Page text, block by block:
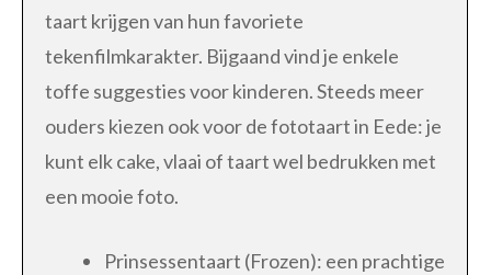
taart krijgen van hun favoriete
tekenfilmkarakter. Bijgaand vind je enkele
toffe suggesties voor kinderen. Steeds meer
ouders kiezen ook voor de fototaart in Eede: je
kunt elk cake, vlaai of taart wel bedrukken met
een mooie foto.
Prinsessentaart (Frozen): een prachtige